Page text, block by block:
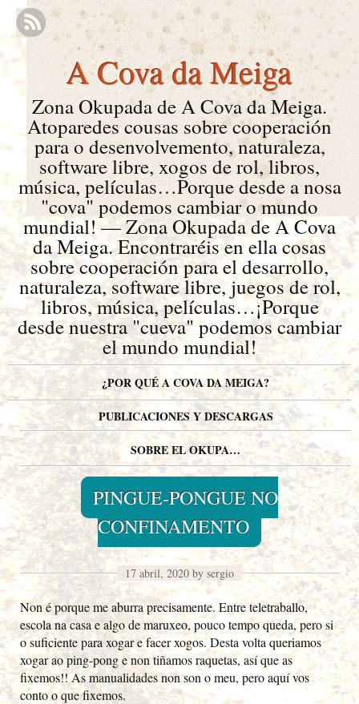
A Cova da Meiga
Zona Okupada de A Cova da Meiga.
Atoparedes cousas sobre cooperación
para o desenvolvemento, naturaleza,
software libre, xogos de rol, libros,
música, películas…Porque desde a nosa
"cova" podemos cambiar o mundo
mundial! — Zona Okupada de A Cova
da Meiga. Encontraréis en ella cosas
sobre cooperación para el desarrollo,
naturaleza, software libre, juegos de rol,
libros, música, películas…¡Porque
desde nuestra "cueva" podemos cambiar
el mundo mundial!
¿POR QUÉ A COVA DA MEIGA?
PUBLICACIONES Y DESCARGAS
SOBRE EL OKUPA…
PINGUE-PONGUE NO
CONFINAMENTO
17 abril, 2020 by sergio
Non é porque me aburra precisamente. Entre teletraballo,
escola na casa e algo de maruxeo, pouco tempo queda, pero si
o suficiente para xogar e facer xogos. Desta volta queriamos
xogar ao ping-pong e non tiñamos raquetas, así que as
fixemos!! As manualidades non son o meu, pero aquí vos
conto o que fixemos.